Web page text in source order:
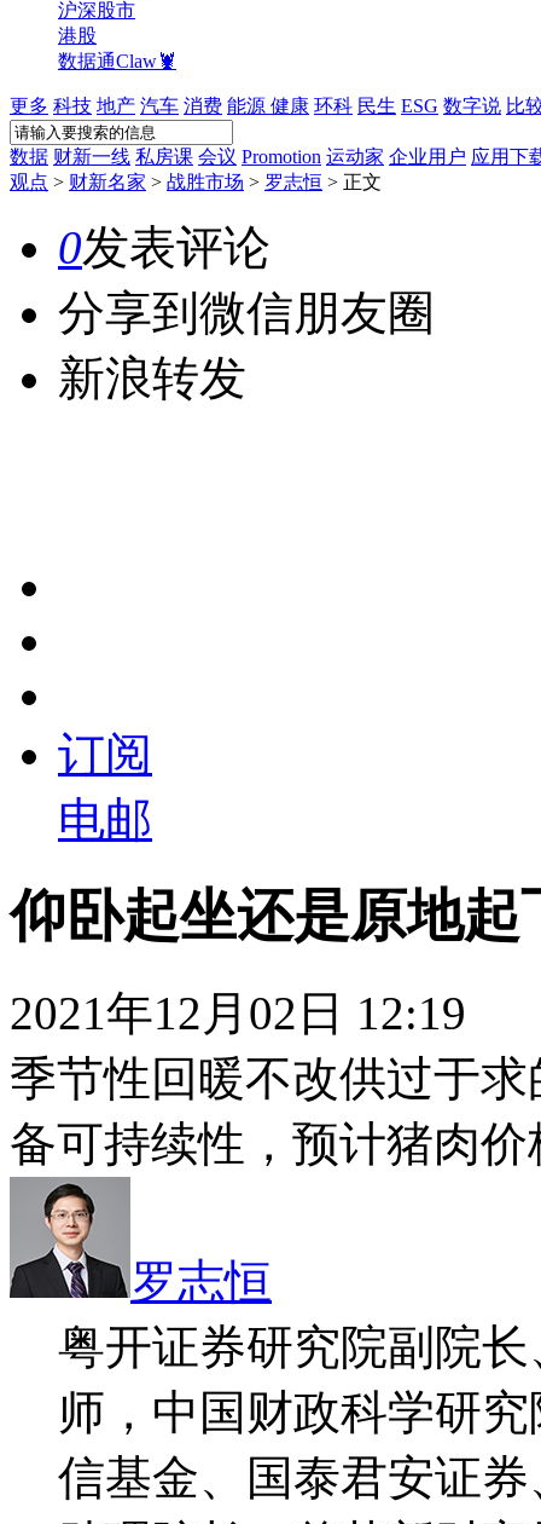
沪深股市
港股
数据通Claw🦞
更多 科技 地产 汽车 消费 能源 健康 环科 民生 ESG 数字说 比
数据 财新一线 私房课 会议 Promotion 运动家 企业用户 应用下
观点 > 财新名家 > 战胜市场 > 罗志恒 > 正文
0发表评论
分享到微信朋友圈
新浪转发
订阅
电邮
仰卧起坐还是原地
2021年12月02日 12:19
季节性回暖不改供过于
备可持续性，预计猪肉
罗志恒
粤开证券研究院副院
师，中国财政科学研
信基金、国泰君安证